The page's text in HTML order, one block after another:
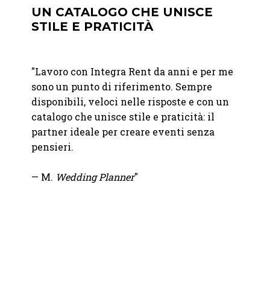
UN CATALOGO CHE UNISCE
STILE E PRATICITÀ
"Lavoro con Integra Rent da anni e per me
sono un punto di riferimento. Sempre
disponibili, veloci nelle risposte e con un
catalogo che unisce stile e praticità: il
partner ideale per creare eventi senza
pensieri.
— M.Wedding Planner"